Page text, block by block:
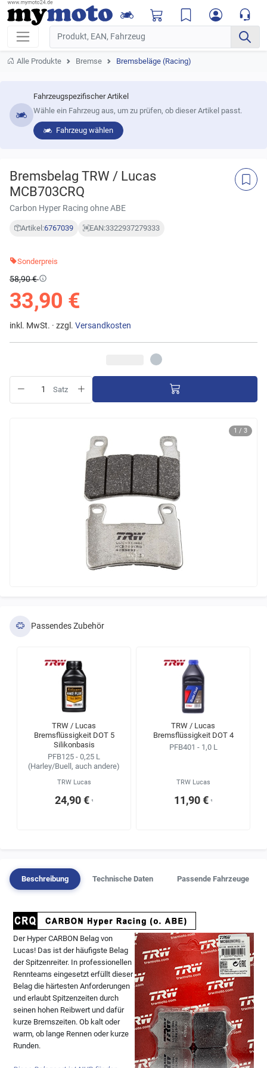
Alle Produkte Bremse Bremsbeläge (Racing)
Fahrzeugspezifischer Artikel
Wähle ein Fahrzeug aus, um zu prüfen, ob dieser Artikel passt.
Fahrzeug wählen
Bremsbelag TRW / Lucas
MCB703CRQ
Carbon Hyper Racing ohne ABE
Artikel:6767039 EAN:3322937279333
1 / 3
Sonderpreis
58,90 €
33,90 €
inkl. MwSt. · zzgl. Versandkosten
Satz
Passendes Zubehör
TRW / Lucas
Bremsflüssigkeit DOT 5
Silikonbasis
PFB125 - 0,25 L
(Harley/Buell, auch andere)
TRW Lucas
24,90 € ¹
TRW / Lucas
Bremsflüssigkeit DOT 4
PFB401 - 1,0 L
TRW Lucas
11,90 € ¹
Beschreibung Technische Daten Passende Fahrzeuge
Der Hyper CARBON Belag von
Lucas! Das ist der häufigste Belag
der Spitzenreiter. In professionellen
Rennteams eingesetzt erfüllt dieser
Belag die härtesten Anforderungen
und erlaubt Spitzenzeiten durch
seinen hohen Reibwert und dafür
kurze Bremszeiten. Ob kalt oder
warm, ob lange Rennen oder kurze
Runden.